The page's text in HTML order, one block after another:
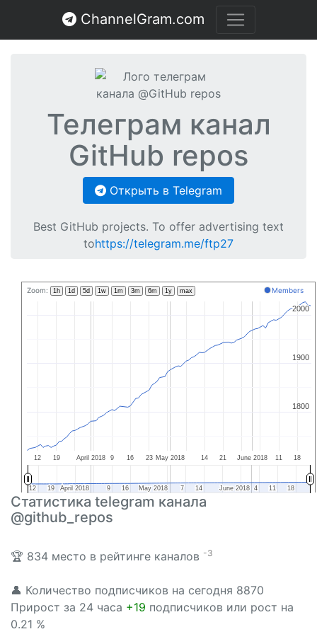
ChannelGram.com
Телеграм канал
GitHub repos
Открыть в Telegram
Best GitHub projects. To offer advertising text
tohttps://telegram.me/ftp27
Zoom: 1h 1d 5d 1w 1m 3m 6m 1y max Members
April 2018 May 2018 June 2018
12 19 9 16 23 14 21 11 18
1800
1800
1900
1900
2000
2000
April 2018
April 2018 May 2018
May 2018 June 2018
June 2018
12
12 19
19 9
9 16
16 7
7 14
14 4
4 11
11 18
18
Статистика telegram канала
@github_repos
🏆 834 место в рейтинге каналов -3
👤 Количество подписчиков на сегодня 8870
Прирост за 24 часа +19 подписчиков или рост на
0.21 %